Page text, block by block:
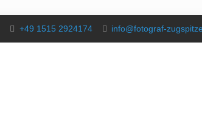
+49 1515 2924174 info@fotograf-